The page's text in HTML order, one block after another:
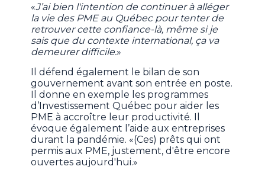
«J’ai bien l'intention de continuer à alléger
la vie des PME au Québec pour tenter de
retrouver cette confiance-là, même si je
sais que du contexte international, ça va
demeurer difficile.»
Il défend également le bilan de son
gouvernement avant son entrée en poste.
Il donne en exemple les programmes
d’Investissement Québec pour aider les
PME à accroître leur productivité. Il
évoque également l’aide aux entreprises
durant la pandémie. «(Ces) prêts qui ont
permis aux PME, justement, d'être encore
ouvertes aujourd'hui.»